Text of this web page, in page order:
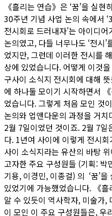
《흘리는 연습》은 ‘꿈’을 실
30주년 기념 사업 논의 속에서
전시회로 드러내자’는 아이디
논의였고, 다들 너무나도 ‘전시
었지만, 그런데 이러한 전시를
상에 있었습니다. 어떻게 이것
구사이 소식지 전시회에 대해
에 하나둘 모이기 시작하면서
었습니다. 그렇게 처음 모인 것
논의와 업앤다운의 과정을 거
2월 7일이었던 것이죠. 2월 7일
다. 1년여 사이에 이렇게 전시
사이 소식지라는 유산의 바탕
고자한 주요 구성원들 (기획: 박
기용, 이경민, 이종걸) 의 ‘꿈’
있었기에 가능했었습니다. 《
알 수 있듯이 역사학자, 미술가,
이 모인 이 주요 구성원들은, 우